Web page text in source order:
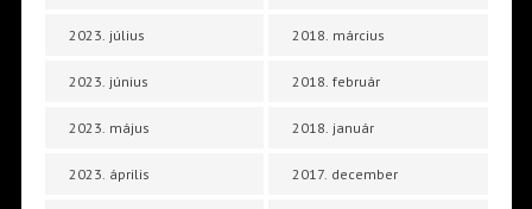
2023. július
2023. június
2023. május
2023. április
2018. március
2018. február
2018. január
2017. december